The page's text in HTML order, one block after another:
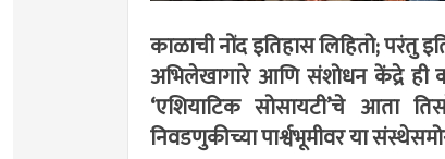
काळाची नोंद इतिहास लिहितो; परंतु
अभिलेखागारे आणि संशोधन केंद्रे ही
‌‘एशियाटिक सोसायटी‌’चे
निवडणुकीच्या पार्श्वभूमीवर या